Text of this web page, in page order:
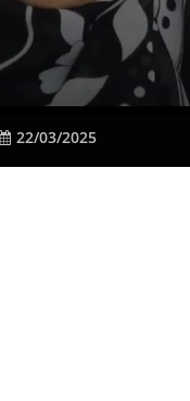
22/03/2025